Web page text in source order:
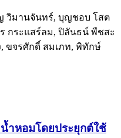
วิมานจันทร์, บุญชอบ โสต
กระแสร์ลม, ปิลันธน์ พืชสะ
ขจรศักดิ์ สมเภท, พิทักษ์
ำหอมโดยประยุกต์ใช้